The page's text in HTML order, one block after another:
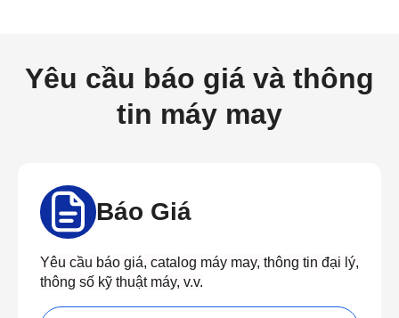
Yêu cầu báo giá và thông
tin máy may
Báo Giá
Yêu cầu báo giá, catalog máy may, thông tin đại lý,
thông số kỹ thuật máy, v.v.